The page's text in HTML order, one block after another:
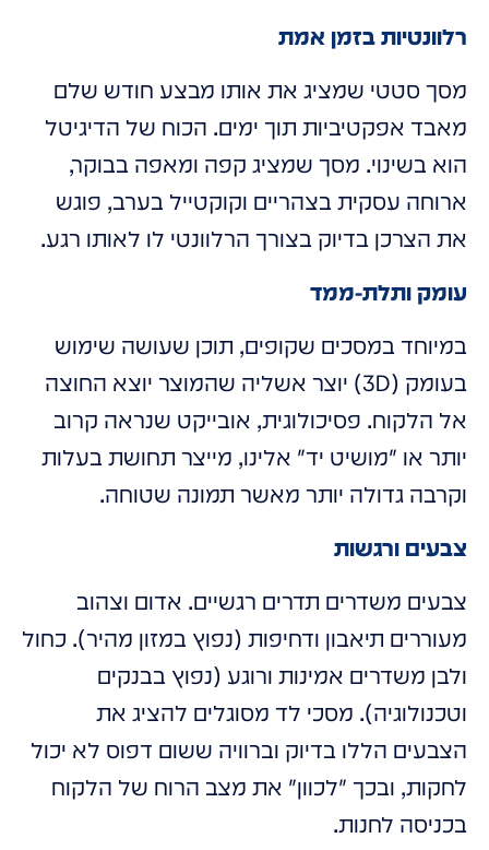
רלוונטיות בזמן אמת
מסך סטטי שמציג את אותו מבצע חודש שלם
מאבד אפקטיביות תוך ימים. הכוח של הדיגיטל
הוא בשינוי. מסך שמציג קפה ומאפה בבוקר,
ארוחה עסקית בצהריים וקוקטייל בערב, פוגש
את הצרכן בדיוק בצורך הרלוונטי לו לאותו רגע.
עומק ותלת-ממד
במיוחד במסכים שקופים, תוכן שעושה שימוש
בעומק (3D) יוצר אשליה שהמוצר יוצא החוצה
אל הלקוח. פסיכולוגית, אובייקט שנראה קרוב
יותר או "מושיט יד" אלינו, מייצר תחושת בעלות
וקרבה גדולה יותר מאשר תמונה שטוחה.
צבעים ורגשות
צבעים משדרים תדרים רגשיים. אדום וצהוב
מעוררים תיאבון ודחיפות (נפוץ במזון מהיר). כחול
ולבן משדרים אמינות ורוגע (נפוץ בבנקים
וטכנולוגיה). מסכי לד מסוגלים להציג את
הצבעים הללו בדיוק וברוויה ששום דפוס לא יכול
לחקות, ובכך "לכוון" את מצב הרוח של הלקוח
בכניסה לחנות.